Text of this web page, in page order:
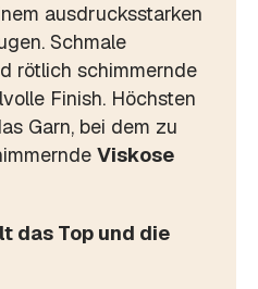
ausdrucksstarken
Schmale
rötlich schimmernde
Finish. Höchsten
Garn, bei dem zu
Viskose
das Top und die